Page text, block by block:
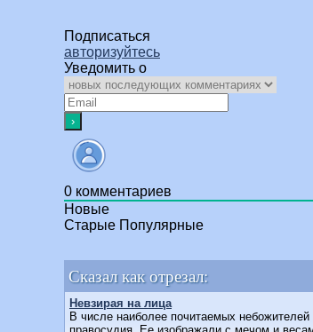
Подписаться
авторизуйтесь
Уведомить о
0 комментариев
Новые
Старые Популярные
Сказал как отрезал:
Невзирая на лица
В числе наиболее почитаемых